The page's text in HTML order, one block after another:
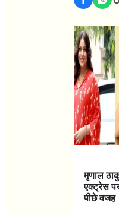
मृणाल
एक्ट्रेस
पीछे वजह